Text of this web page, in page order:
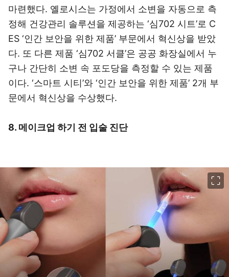
마련했다. 옐로시스는 가정에서 소변을 자동으로 측
정해 건강관리 솔루션을 제공하는 ‘심702 시트’로 C
ES ‘인간 보안을 위한 제품’ 부문에서 혁신상을 받았
다. 또 다른 제품 ‘심702 서클’은 공공 화장실에서 누
구나 간단히 소변 속 포도당을 측정할 수 있는 제품
이다. ‘스마트 시티’와 ‘인간 보안을 위한 제품’ 2개 부
문에서 혁신상을 수상했다.
8. 메이크업 하기 전 입술 진단